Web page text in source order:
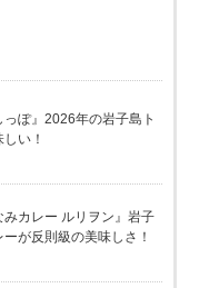
ぽ』2026年の岩子島ト
い！
カレー ルリヲン』岩子
が反則級の美味しさ！